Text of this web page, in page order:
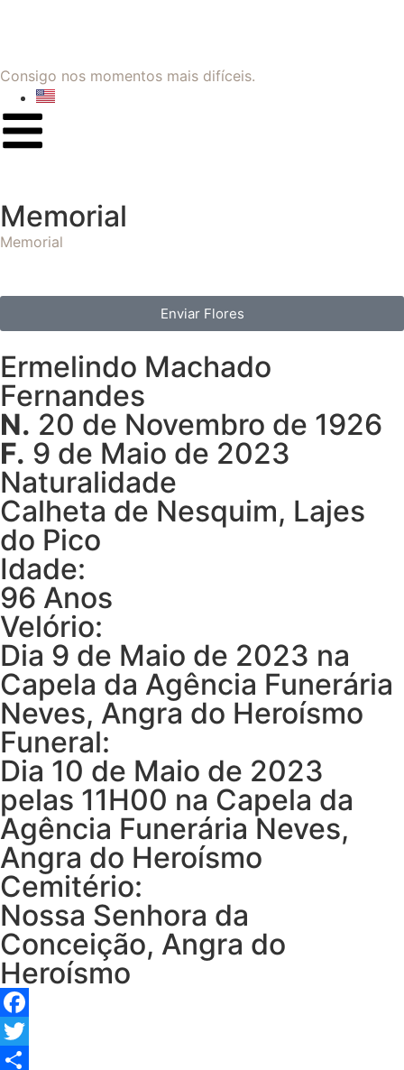
Consigo nos momentos mais difíceis.
Memorial
Memorial
Enviar Flores
Ermelindo Machado
Fernandes
N. 20 de Novembro de 1926
F. 9 de Maio de 2023
Naturalidade
Calheta de Nesquim, Lajes
do Pico
Idade:
96 Anos
Velório:
Dia 9 de Maio de 2023 na
Capela da Agência Funerária
Neves, Angra do Heroísmo
Funeral:
Dia 10 de Maio de 2023
pelas 11H00 na Capela da
Agência Funerária Neves,
Angra do Heroísmo
Cemitério:
Nossa Senhora da
Conceição, Angra do
Heroísmo
Facebook
Twitter